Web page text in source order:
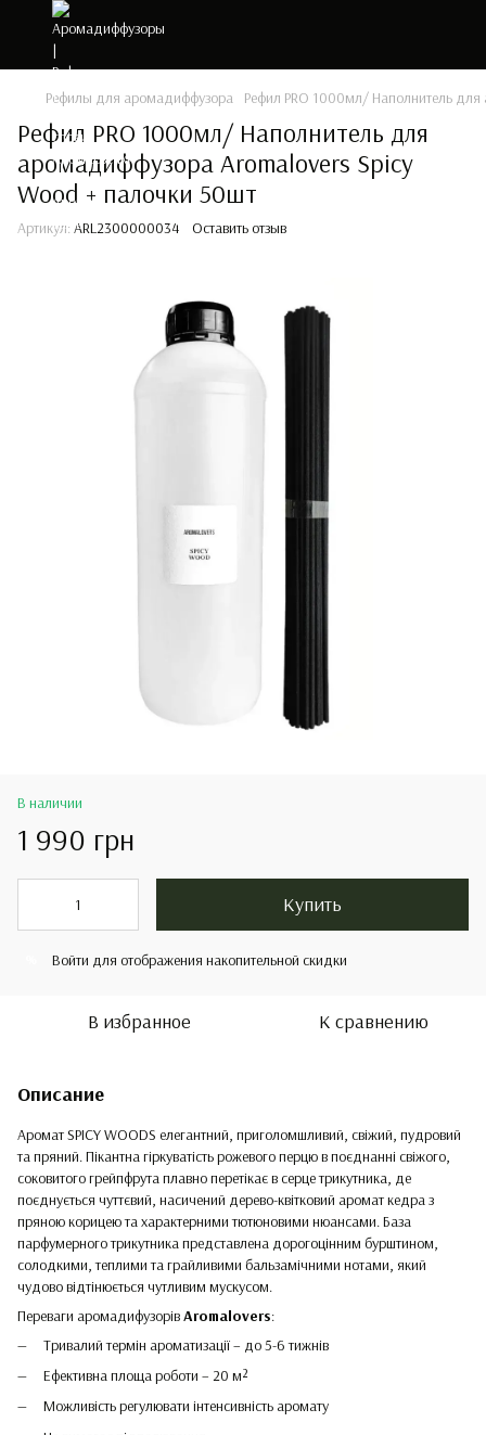
Рефилы для аромадиффузора Рефил PRO 1000мл/ Наполнитель
Рефил PRO 1000мл/ Наполнитель для
аромадиффузора Aromalovers Spicy
Wood + палочки 50шт
Артикул: ARL2300000034 Оставить отзыв
В наличии
1 990 грн
Купить
Войти для отображения накопительной скидки
В избранное К сравнению
Описание
Аромат SPICY WOODS елегантний, приголомшливий, свіжий, пудровий
та пряний. Пікантна гіркуватість рожевого перцю в поєднанні свіжого,
соковитого грейпфрута плавно перетікає в серце трикутника, де
поєднується чуттєвий, насичений дерево-квітковий аромат кедра з
пряною корицею та характерними тютюновими нюансами. База
парфумерного трикутника представлена дорогоцінним бурштином,
солодкими, теплими та грайливими бальзамічними нотами, який
чудово відтінюється чутливим мускусом.
Переваги аромадифузорівAromalovers:
Тривалий термін ароматизації – до 5-6 тижнів
Ефективна площа роботи – 20 м²
Можливість регулювати інтенсивність аромату